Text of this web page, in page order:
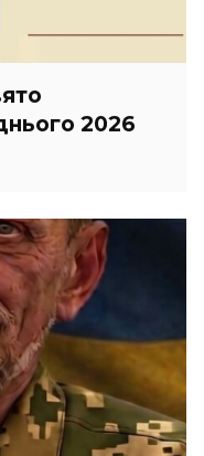
2026